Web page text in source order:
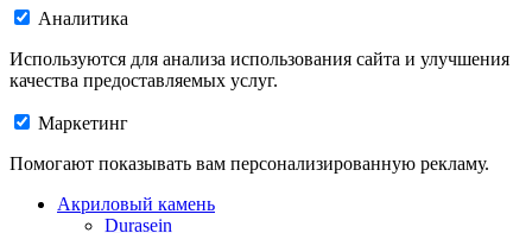
Аналитика
Используются для анализа использования сайта и улучшения
качества предоставляемых услуг.
Маркетинг
Помогают показывать вам персонализированную рекламу.
Акриловый камень
Durasein